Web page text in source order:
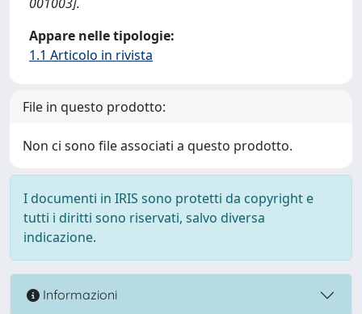
Appare nelle tipologie:
1.1 Articolo in rivista
File in questo prodotto:
Non ci sono file associati a questo prodotto.
I documenti in IRIS sono protetti da copyright e
tutti i diritti sono riservati, salvo diversa
indicazione.
Informazioni